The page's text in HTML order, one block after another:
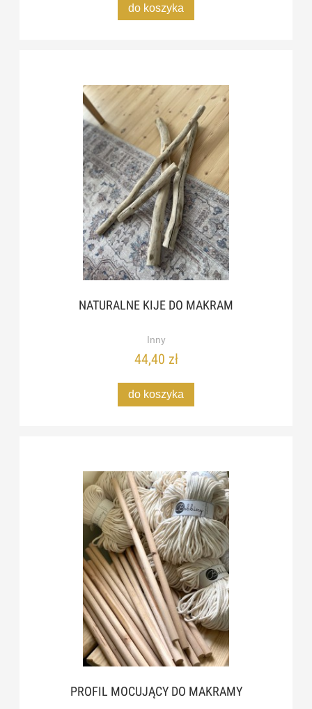
do koszyka
NATURALNE KIJE DO MAKRAM
Inny
44,40 zł
do koszyka
PROFIL MOCUJĄCY DO MAKRAMY